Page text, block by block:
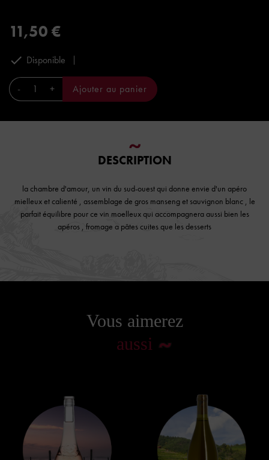
11,50 €
 Disponible
- + Ajouter au panier
DESCRIPTION
la chambre d'amour, un vin du sud-ouest qui donne envie d'un apéro
mielleux et calienté , assemblage de gros manseng et sauvignon blanc , le
parfait équilibre pour ce vin moelleux qui accompagnera aussi bien les
apéros , fromage a pâtes cuites que les desserts
Vous aimerez
aussi